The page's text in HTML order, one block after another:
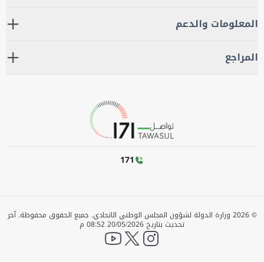
المعلومات والدعم
المراجع
171
©
2026 وزارة الدولة لشؤون المجلس الوطني الاتحادي. جميع الحقوق محفوظة.آخر
تحديث بتاريخ 20/05/2026 08:52 م
instagram
twitter
YouTube